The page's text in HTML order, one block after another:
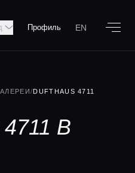
Профиль EN
/DUFTHAUS 4711
В